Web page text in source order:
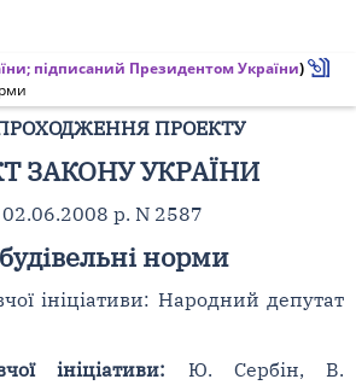
підписаний Президентом України)